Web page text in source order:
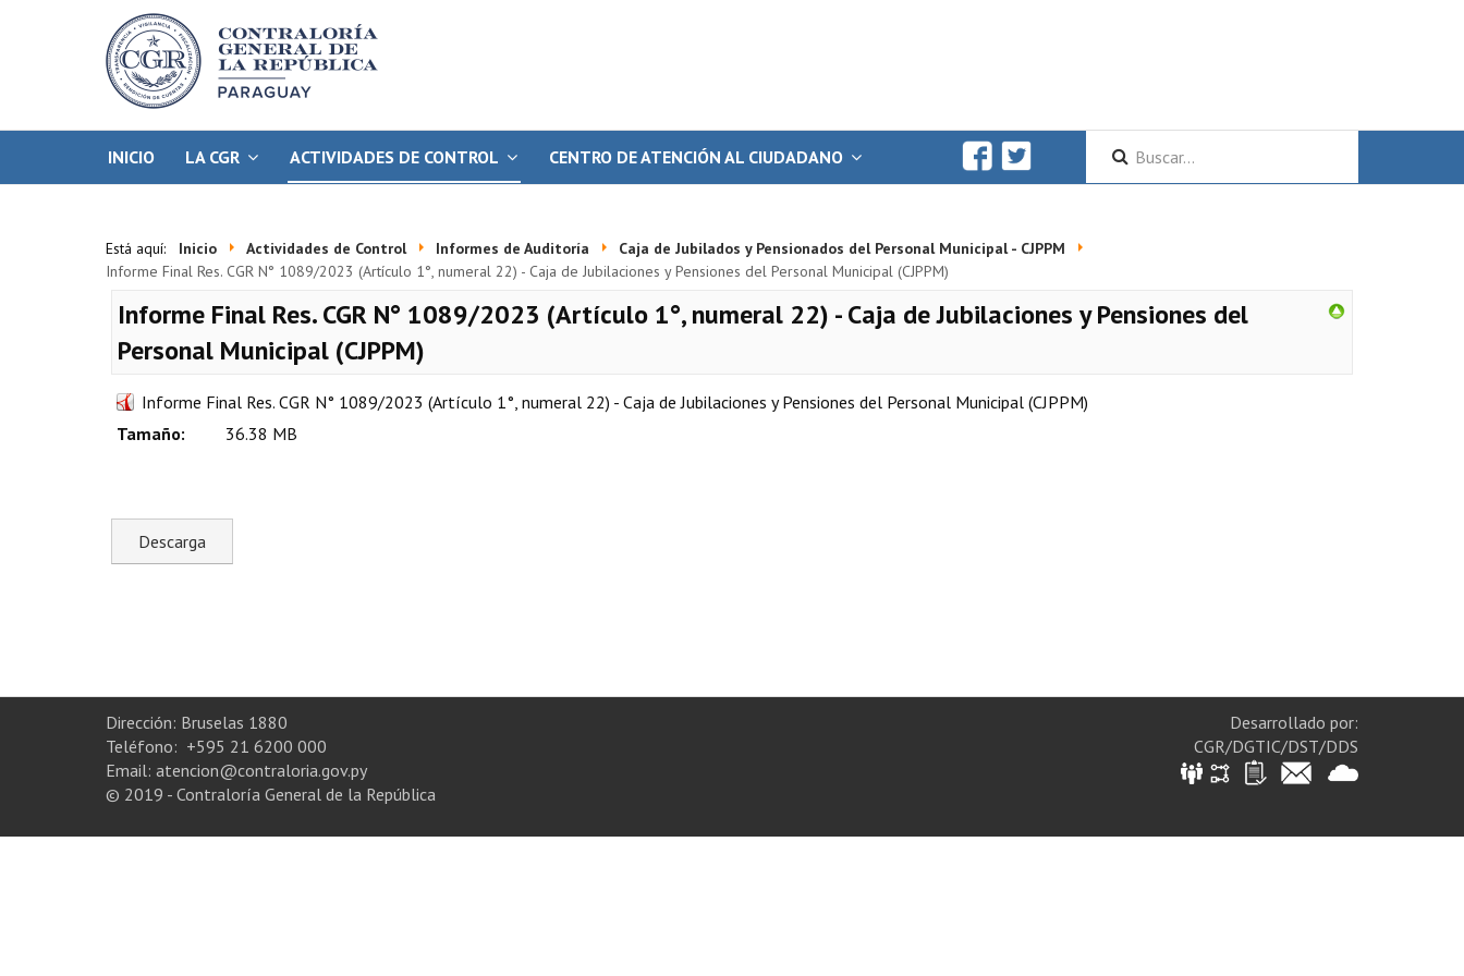
INICIO LA CGR ACTIVIDADES DE CONTROL CENTRO DE ATENCIÓN AL CIUDADANO
Está aquí: Inicio Actividades de Control Informes de Auditoría
Caja de Jubilados y Pensionados del Personal Municipal - CJPPM
Informe Final Res. CGR N° 1089/2023 (Artículo 1°, numeral 22) - Caja de Jubilaciones y Pensiones del Personal Municipal (CJPPM)
Informe Final Res. CGR N° 1089/2023 (Artículo 1°, numeral 22) - Caja de Jubilaciones y Pensiones del
Personal Municipal (CJPPM)
Informe Final Res. CGR N° 1089/2023 (Artículo 1°, numeral 22) - Caja de Jubilaciones y Pensiones del Personal Municipal (CJPPM)
Tamaño:
36.38 MB
Dirección: Bruselas 1880
Teléfono: +595 21 6200 000
Email: atencion@contraloria.gov.py
© 2019 - Contraloría General de la República
Desarrollado por:
CGR/DGTIC/DST/DDS